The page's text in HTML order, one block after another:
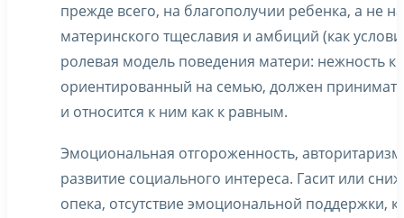
прежде всего, на благополучии ребенка, а не
материнского тщеславия и амбиций (как
ролевая модель поведения матери: нежность
ориентированный на семью, должен принимать
и относится к ним как к равным.
Эмоциональная отгороженность,
развитие социального интереса. Гасит или
опека, отсутствие эмоциональной поддержки,